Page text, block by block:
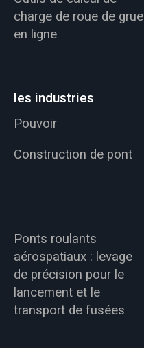
charge de roue de grue
en ligne
les industries
Pouvoir
Construction de pont
Ponts roulants
aérospatiaux : levage
de précision pour le
lancement et le
transport de fusées